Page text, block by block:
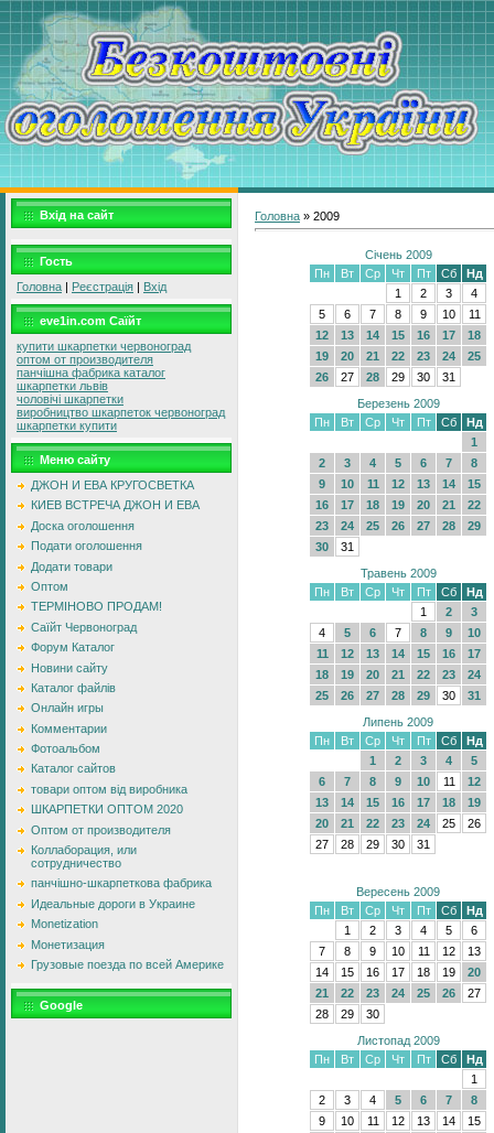
Вхід на сайт
Гость
Головна | Реєстрація | Вхід
eve1in.com Саїйт
купити шкарпетки червоноград
оптом от производителя
панчішна фабрика каталог
шкарпетки львів
чоловічі шкарпетки
виробництво шкарпеток червоноград
шкарпетки купити
Меню сайту
ДЖОН И ЕВА КРУГОСВЕТКА
КИЕВ ВСТРЕЧА ДЖОН И ЕВА
Доска оголошення
Подати оголошення
Додати товари
Оптом
ТЕРМІНОВО ПРОДАМ!
Саїйт Червоноград
Форум Каталог
Новини сайту
Каталог файлів
Онлайн игры
Комментарии
Фотоальбом
Каталог сайтов
товари оптом від виробника
ШКАРПЕТКИ ОПТОМ 2020
Оптом от производителя
Коллаборация, или
сотрудничество
панчішно-шкарпеткова фабрика
Идеальные дороги в Украине
Monetization
Монетизация
Грузовые поезда по всей Америке
Google
Головна » 2009
Січень 2009
Пн
Вт Ср Чт Пт Сб
Нд
1
2 3
4
5
6 7 8 9 10
11
12
13 14 15 16 17
18
19
20 21 22 23 24
25
26
27 28 29 30
31
Березень 2009
Пн
Вт Ср Чт Пт Сб
Нд
1
2
3 4 5 6 7
8
9
10 11 12 13 14
15
16
17 18 19 20 21
22
23
24 25 26 27 28
29
30
31
Травень 2009
Пн
Вт Ср Чт Пт Сб
Нд
1
2
3
4
5 6 7 8 9
10
11
12 13 14 15 16
17
18
19 20 21 22 23
24
25
26 27 28 29 30
31
Липень 2009
Пн
Вт Ср Чт Пт Сб
Нд
1
2 3 4
5
6
7 8 9 10 11
12
13
14 15 16 17 18
19
20
21 22 23 24 25
26
27
28 29 30 31
Вересень 2009
Пн
Вт Ср Чт Пт Сб
Нд
1
2 3 4 5
6
7
8 9 10 11 12
13
14
15 16 17 18 19
20
21
22 23 24 25 26
27
28
29
30
Листопад 2009
Пн
Вт Ср Чт Пт Сб
Нд
1
2
3 4 5 6 7
8
9
10 11 12 13 14
15